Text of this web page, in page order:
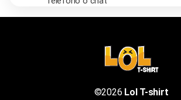
©2026 Lol T-shirt